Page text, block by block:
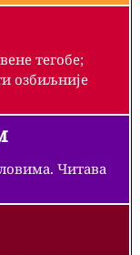
тегобе;
озбиљније
Читава